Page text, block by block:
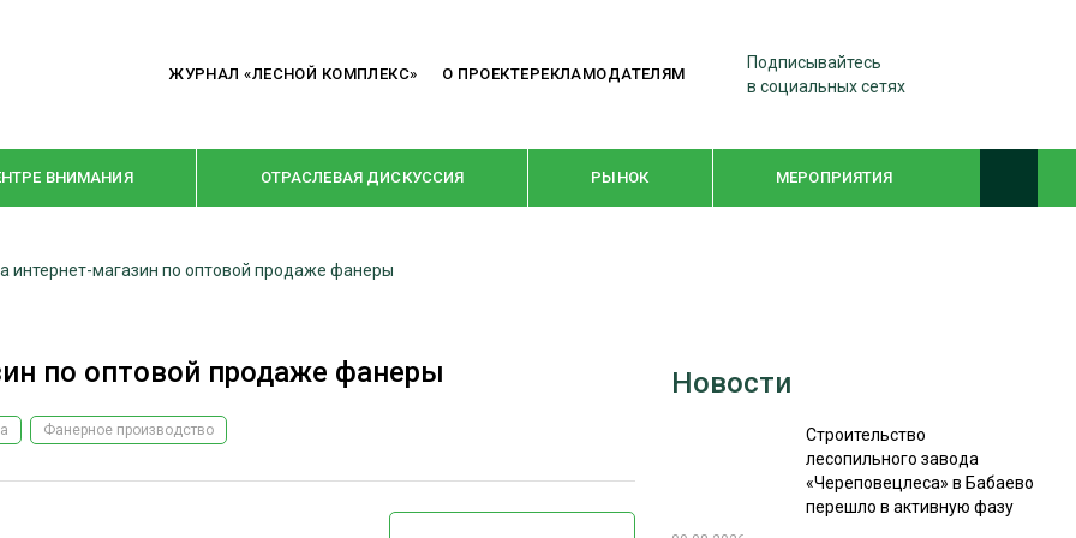
ЖУРНАЛ «ЛЕСНОЙ КОМПЛЕКС» О ПРОЕКТЕРЕКЛАМОДАТЕЛЯМ
Подписывайтесь
в социальных сетях
ВНИМАНИЯ ОТРАСЛЕВАЯ ДИСКУССИЯ РЫНОК МЕРОПРИЯТИЯ
ДОМОСТРОЕНИЕ
РУБРИКИ
КРУПНЫМ ПЛАНОМ
ПРЕДПРИЯТИЯ ЛПК
WOODEX-2021
СУШКА ДРЕВЕСИНЫ
интернет-магазин по оптовой продаже фанеры
по оптовой продаже фанеры
Фанерное производство
Новости
Строительство
лесопильного завода
«Череповецлеса» в Бабаево
перешло в активную фазу